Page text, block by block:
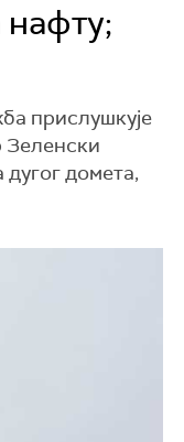
нафту;
прислушкује
Зеленски
домета,